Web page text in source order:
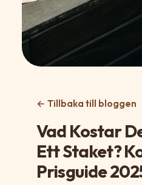
← Tillbaka till bloggen
Vad Kostar
Ett Staket?
Prisguide